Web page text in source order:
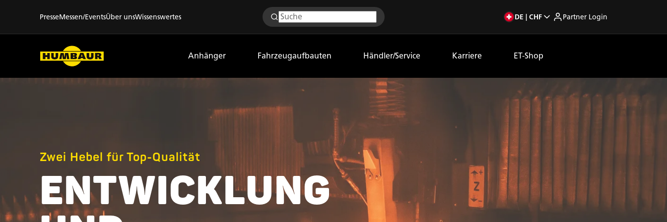
PresseMessen/EventsÜber unsWissenswertes DE | CHF Partner Login
Anhänger Fahrzeugaufbauten Händler/Service Karriere ET-Shop
Zwei Hebel für Top-Qualität
ENTWICKLUNG